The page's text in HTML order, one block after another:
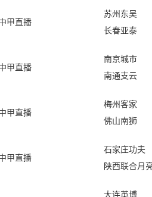
甲直播
苏州东吴
长春亚泰
甲直播
南京城市
南通支云
甲直播
梅州客家
佛山南狮
甲直播
石家庄功夫
陕西联合月
大连英博